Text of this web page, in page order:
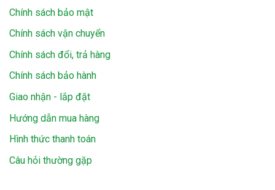
Chính sách bảo mật
Chính sách vận chuyển
Chính sách đổi, trả hàng
Chính sách bảo hành
Giao nhận - lắp đặt
Hướng dẫn mua hàng
Hình thức thanh toán
Câu hỏi thường gặp